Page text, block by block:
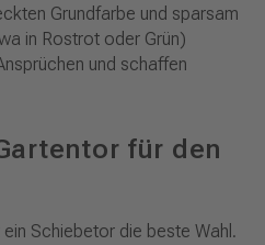
Grundfarbe und sparsam
in Rostrot oder Grün)
und schaffen
für den
ein Schiebetor die beste Wahl.